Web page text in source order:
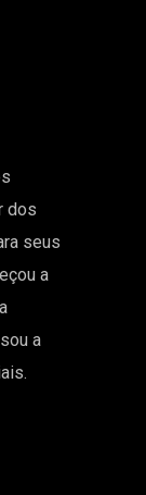
dos
seus
a
a